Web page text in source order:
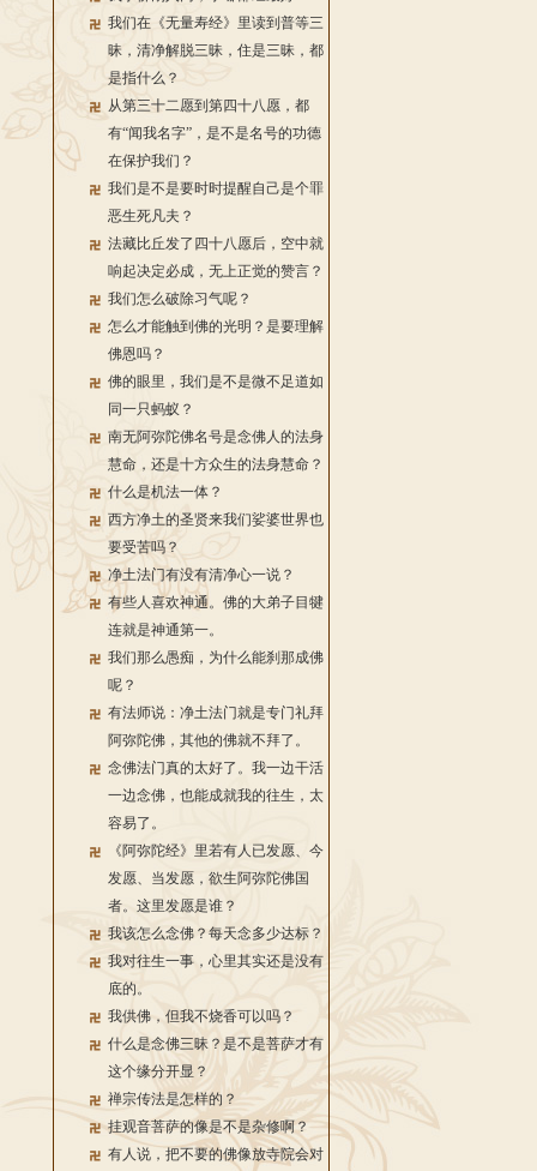
我们在《无量寿经》里读到普等三
昧，清净解脱三昧，住是三昧，都
是指什么？
从第三十二愿到第四十八愿，都
有“闻我名字”，是不是名号的功德
在保护我们？
我们是不是要时时提醒自己是个罪
恶生死凡夫？
法藏比丘发了四十八愿后，空中就
响起决定必成，无上正觉的赞言？
我们怎么破除习气呢？
怎么才能触到佛的光明？是要理解
佛恩吗？
佛的眼里，我们是不是微不足道如
同一只蚂蚁？
南无阿弥陀佛名号是念佛人的法身
慧命，还是十方众生的法身慧命？
什么是机法一体？
西方净土的圣贤来我们娑婆世界也
要受苦吗？
净土法门有没有清净心一说？
有些人喜欢神通。佛的大弟子目犍
连就是神通第一。
我们那么愚痴，为什么能刹那成佛
呢？
有法师说：净土法门就是专门礼拜
阿弥陀佛，其他的佛就不拜了。
念佛法门真的太好了。我一边干活
一边念佛，也能成就我的往生，太
容易了。
《阿弥陀经》里若有人已发愿、今
发愿、当发愿，欲生阿弥陀佛国
者。这里发愿是谁？
我该怎么念佛？每天念多少达标？
我对往生一事，心里其实还是没有
底的。
我供佛，但我不烧香可以吗？
什么是念佛三昧？是不是菩萨才有
这个缘分开显？
禅宗传法是怎样的？
挂观音菩萨的像是不是杂修啊？
有人说，把不要的佛像放寺院会对